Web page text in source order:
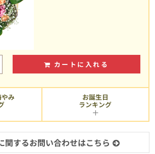
カートに入れる
み お誕生日
ランキング
関するお問い合わせはこちら